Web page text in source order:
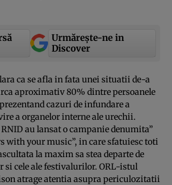
Urmărește-ne in
Discover
ca se afla in fata unei situatii de-a
aproximativ 80% dintre persoanele
cazuri de infundare a
a organelor interne ale urechii.
au lansat o campanie denumita”
with your music”, in care sfatuiesc toti
la maxim sa stea departe de
si cele ale festivalurilor. ORL-istul
atrage atentia asupra periculozitatii